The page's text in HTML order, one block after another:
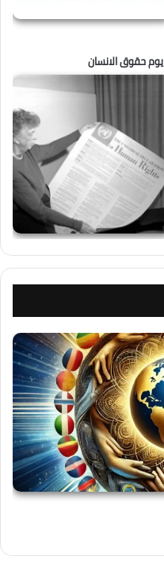
يوم حقوق الانسان